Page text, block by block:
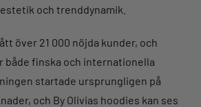
och trenddynamik.
över 21 000 nöjda kunder, och
både finska och internationella
startade ursprungligen på
och By Olivias hoodies kan ses